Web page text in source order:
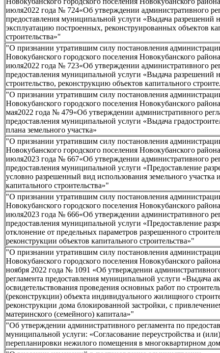
июля2022 года № 724«Об утверждении административного
предоставления муниципальной услуги «Выдача разрешений
эксплуатацию построенных, реконструированных объектов
строительства»"
"О признании утратившим силу постановления
Новокубанского городского поселения Новокубанского
июля2022 года № 723«Об утверждении административного
предоставления муниципальной услуги «Выдача разрешений
строительство, реконструкцию объектов капитального
"О признании утратившим силу постановления
Новокубанского городского поселения Новокубанского
мая2022 года № 479«Об утверждении административного
предоставления муниципальной услуги «Выдача
плана земельного участка»
"О признании утратившим силу постановления
Новокубанского городского поселения Новокубанского
июля2023 года № 667«Об утверждении административного
предоставления муниципальной услуги «Предоставление
условно разрешенный вид использования земельного участка
капитального строительства»"
"О признании утратившим силу постановления
Новокубанского городского поселения Новокубанского
июля2023 года № 666«Об утверждении административного
предоставления муниципальной услуги «Предоставление
отклонение от предельных параметров разрешенного
реконструкции объектов капитального строительства»"
"О признании утратившим силу постановления
Новокубанского городского поселения Новокубанского
ноября 2022 года № 1091 «Об утверждении
регламента предоставления муниципальной услуги «Выдача
освидетельствования проведения основных работ по
(реконструкции) объекта индивидуального жилищного
реконструкции дома блокированной застройки, с
материнского (семейного) капитала»"
"Об утверждении административного регламента по
муниципальной услуги: «Согласование переустройства и (или)
перепланировки нежилого помещения в многоквартирном